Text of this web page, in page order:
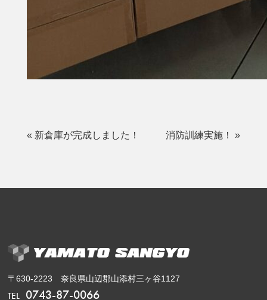
« 新倉庫が完成しました！ 消防訓練実施！ »
〒630-2223 奈良県山辺郡山添村三ヶ谷1127
TEL 0743-87-0066